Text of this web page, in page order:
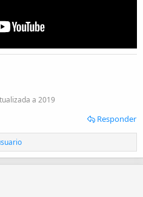
a 2019
Responder